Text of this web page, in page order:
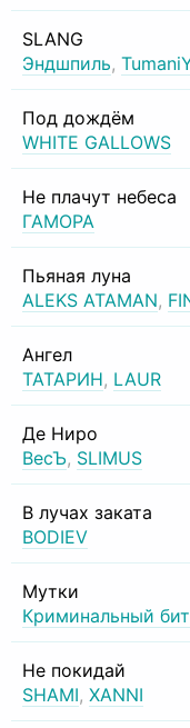
SLANG
Эндшпиль,
Под дождём
WHITE GALLOWS
Не плачут небеса
ГАМОРА
Пьяная луна
ALEKS ATAMAN,
Ангел
ТАТАРИН, LAUR
Де Ниро
ВесЪ, SLIMUS
В лучах заката
BODIEV
Мутки
Криминальный бит
Не покидай
SHAMI, XANNI